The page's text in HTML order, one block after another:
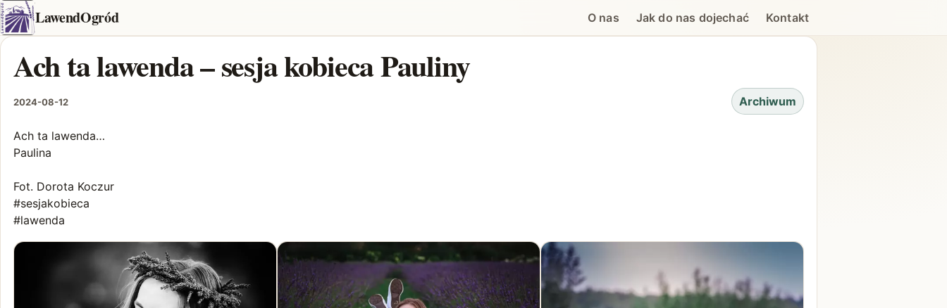
LawendOgród O nas Jak do nas dojechać Kontakt
Ach ta lawenda – sesja kobieca Pauliny
2024-08-12 Archiwum
Ach ta lawenda…
Paulina
Fot. Dorota Koczur
#sesjakobieca
#lawenda